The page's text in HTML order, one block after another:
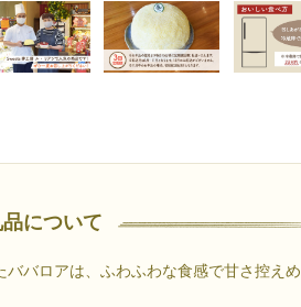
について
バロアは、ふわふわな食感で甘さ控えめ